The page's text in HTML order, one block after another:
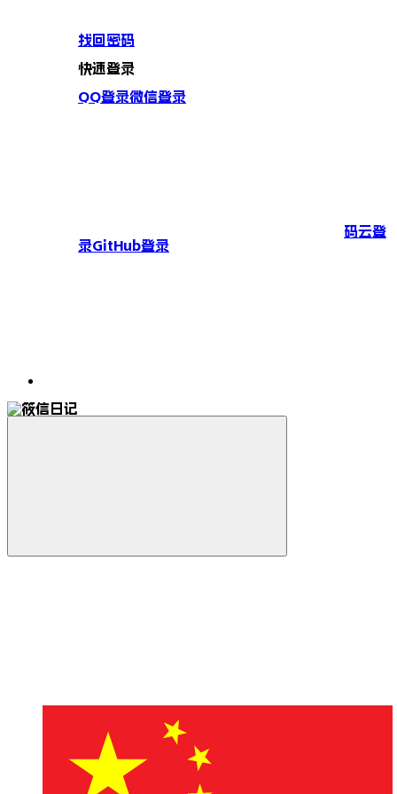
找回密码
快速登录
QQ登录微信登录
码云登
录GitHub登录